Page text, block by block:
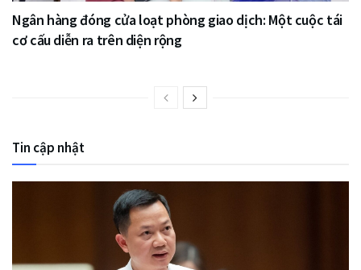
Ngân hàng đóng cửa loạt phòng giao dịch: Một cuộc tái
cơ cấu diễn ra trên diện rộng
Tin cập nhật